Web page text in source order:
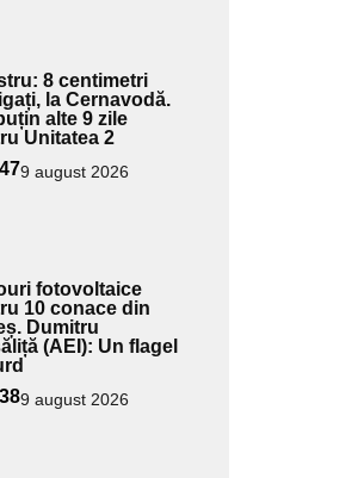
8 centimetri
la Cernavodă.
alte 9 zile
Unitatea 2
9 august 2026
fotovoltaice
10 conace din
Dumitru
(AEI): Un flagel
9 august 2026